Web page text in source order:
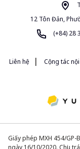
12 Tôn Đản,
(+84) 28
Liên hệ
| Cộng tác
Giấy phép MXH 454/
ngày 16/10/2020. Chịu